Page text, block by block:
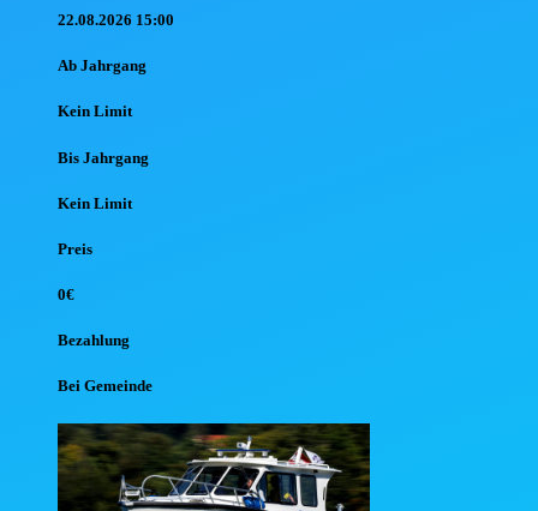
22.08.2026 15:00
Ab Jahrgang
Kein Limit
Bis Jahrgang
Kein Limit
Preis
0€
Bezahlung
Bei Gemeinde